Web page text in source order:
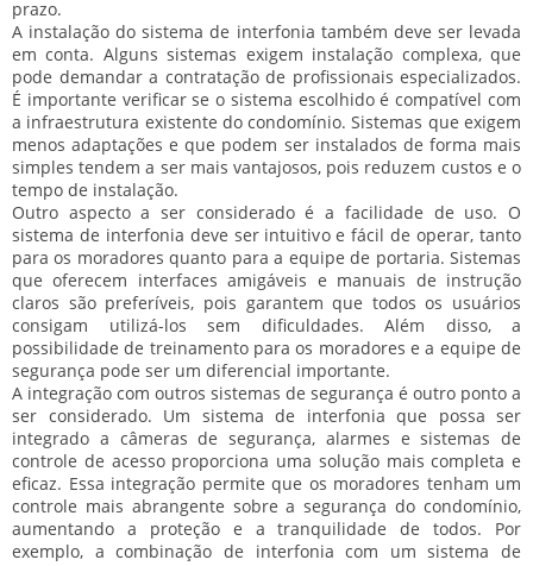
prazo.
A instalação do sistema de interfonia também deve ser levada
em conta. Alguns sistemas exigem instalação complexa, que
pode demandar a contratação de profissionais especializados.
É importante verificar se o sistema escolhido é compatível com
a infraestrutura existente do condomínio. Sistemas que exigem
menos adaptações e que podem ser instalados de forma mais
simples tendem a ser mais vantajosos, pois reduzem custos e o
tempo de instalação.
Outro aspecto a ser considerado é a facilidade de uso. O
sistema de interfonia deve ser intuitivo e fácil de operar, tanto
para os moradores quanto para a equipe de portaria. Sistemas
que oferecem interfaces amigáveis e manuais de instrução
claros são preferíveis, pois garantem que todos os usuários
consigam utilizá-los sem dificuldades. Além disso, a
possibilidade de treinamento para os moradores e a equipe de
segurança pode ser um diferencial importante.
A integração com outros sistemas de segurança é outro ponto a
ser considerado. Um sistema de interfonia que possa ser
integrado a câmeras de segurança, alarmes e sistemas de
controle de acesso proporciona uma solução mais completa e
eficaz. Essa integração permite que os moradores tenham um
controle mais abrangente sobre a segurança do condomínio,
aumentando a proteção e a tranquilidade de todos. Por
exemplo, a combinação de interfonia com um sistema de